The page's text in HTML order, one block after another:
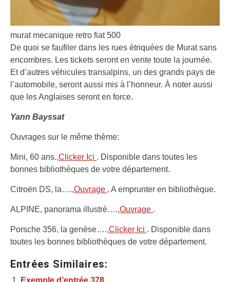
murat mecanique retro fiat 500
De quoi se faufiler dans les rues étriquées de Murat sans
encombres. Les tickets seront en vente toute la journée.
Et d’autres véhicules transalpins, un des grands pays de
l’automobile, seront aussi mis à l’honneur. À noter aussi
que les Anglaises seront en force.
Yann Bayssat
Ouvrages sur le même thème:
Mini, 60 ans.,Clicker Ici . Disponible dans toutes les
bonnes bibliothèques de votre département.
Citroën DS, la….,Ouvrage . A emprunter en bibliothèque.
ALPINE, panorama illustré….,Ouvrage .
Porsche 356, la genèse….,Clicker Ici . Disponible dans
toutes les bonnes bibliothèques de votre département.
Entrées Similaires:
Exemple d’entrée 378